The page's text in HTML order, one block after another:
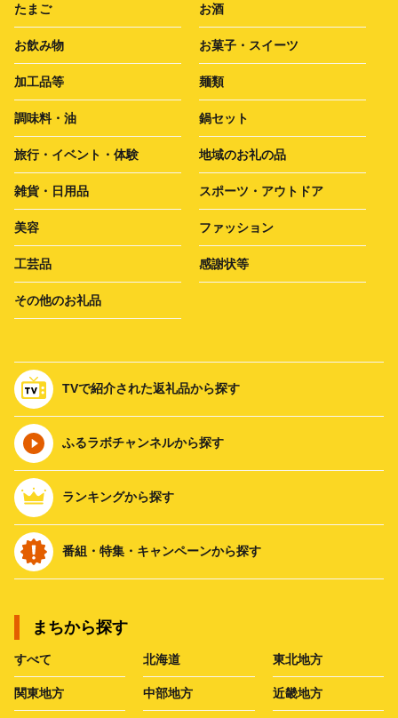
たまご お酒
お飲み物 お菓子・スイーツ
加工品等 麺類
調味料・油 鍋セット
旅行・イベント・体験 地域のお礼の品
雑貨・日用品 スポーツ・アウトドア
美容 ファッション
工芸品 感謝状等
その他のお礼品
TVで紹介された返礼品から探す
ふるラボチャンネルから探す
ランキングから探す
番組・特集・キャンペーンから探す
まちから探す
すべて 北海道 東北地方
関東地方 中部地方 近畿地方